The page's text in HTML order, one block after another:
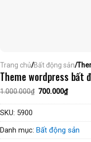
Trang chủ/Bất động sản/
Theme wordpress bất
1.000.000₫ Giá
là:
700.000₫Giá
hiện
tại
SKU: 5900
Danh mục: Bất động sản